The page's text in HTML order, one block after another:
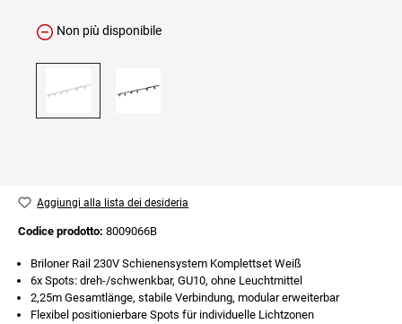
Non più disponibile
Aggiungi alla lista dei desideria
Codice prodotto: 8009066B
Briloner Rail 230V Schienensystem Komplettset Weiß
6x Spots: dreh-/schwenkbar, GU10, ohne Leuchtmittel
2,25m Gesamtlänge, stabile Verbindung, modular erweiterbar
Flexibel positionierbare Spots für individuelle Lichtzonen